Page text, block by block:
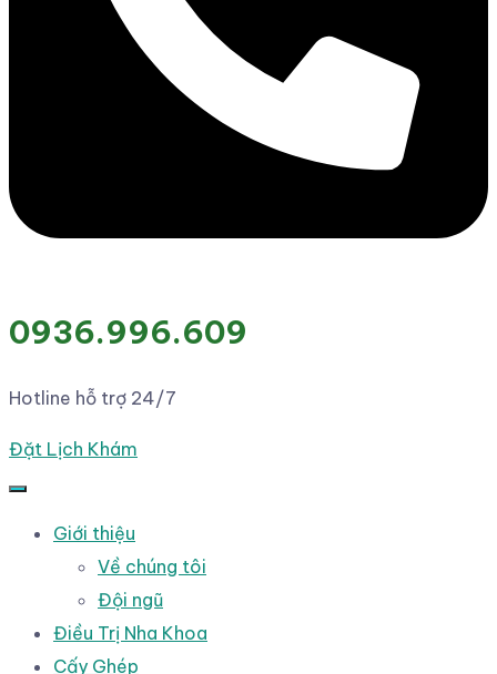
0936.996.609
Hotline hỗ trợ 24/7
Đặt Lịch Khám
Giới thiệu
Về chúng tôi
Đội ngũ
Điều Trị Nha Khoa
Cấy Ghép